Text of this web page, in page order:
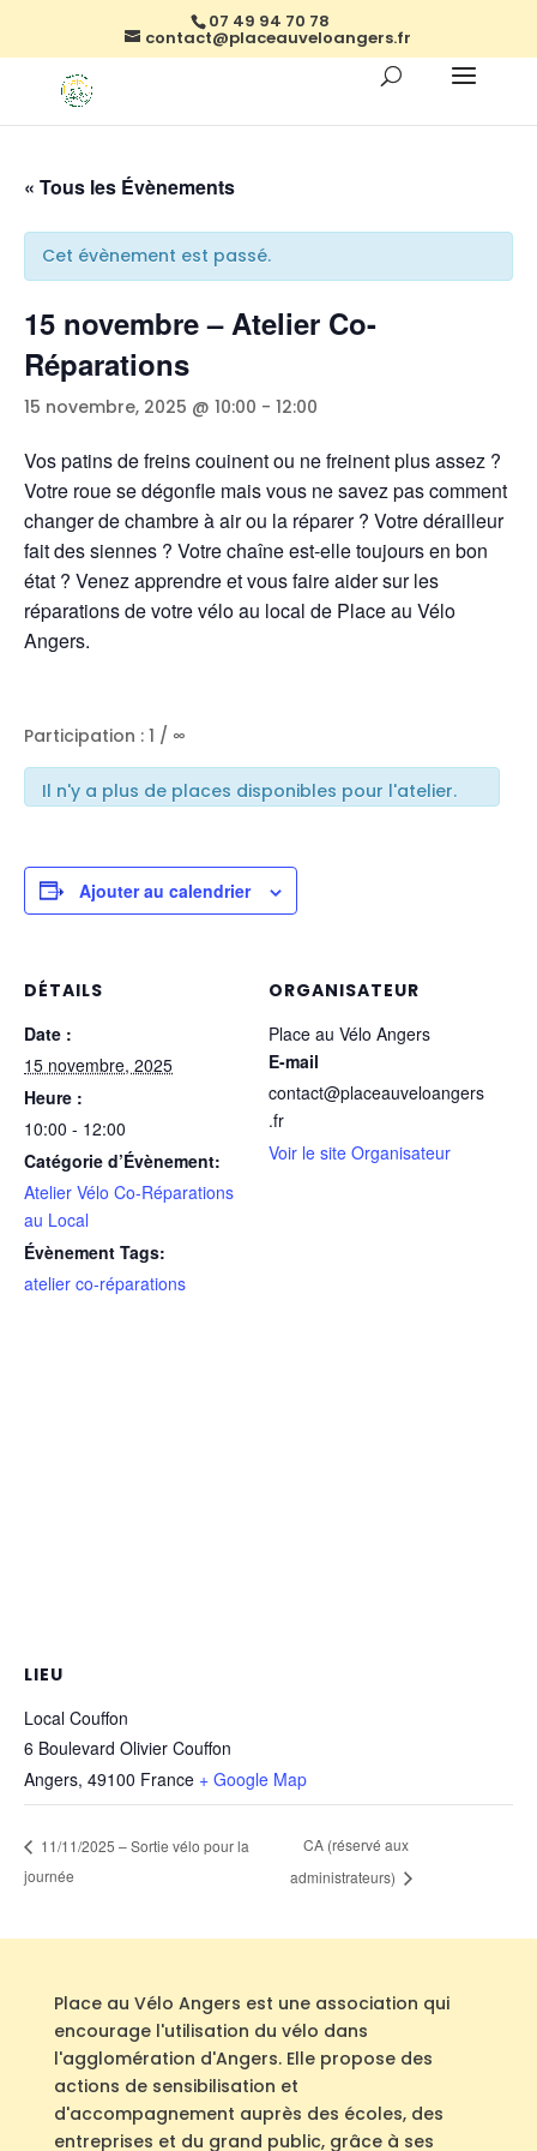
07 49 94 70 78
contact@placeauveloangers.fr
« Tous les Évènements
Cet évènement est passé.
15 novembre – Atelier Co-
Réparations
15 novembre, 2025 @ 10:00 - 12:00
Vos patins de freins couinent ou ne freinent plus assez ?
Votre roue se dégonfle mais vous ne savez pas comment
changer de chambre à air ou la réparer ? Votre dérailleur
fait des siennes ? Votre chaîne est-elle toujours en bon
état ? Venez apprendre et vous faire aider sur les
réparations de votre vélo au local de Place au Vélo
Angers.
Participation : 1 / ∞
Il n'y a plus de places disponibles pour l'atelier.
Ajouter au calendrier
DÉTAILS
Date :
15 novembre, 2025
Heure :
10:00 - 12:00
Catégorie d’Évènement:
Atelier Vélo Co-Réparations
au Local
Évènement Tags:
atelier co-réparations
ORGANISATEUR
Place au Vélo Angers
E-mail
contact@placeauveloangers
.fr
Voir le site Organisateur
LIEU
Local Couffon
6 Boulevard Olivier Couffon
Angers, 49100 France + Google Map
11/11/2025 – Sortie vélo pour la
journée
CA (réservé aux
administrateurs)
Place au Vélo Angers est une association qui
encourage l'utilisation du vélo dans
l'agglomération d'Angers. Elle propose des
actions de sensibilisation et
d'accompagnement auprès des écoles, des
entreprises et du grand public, grâce à ses